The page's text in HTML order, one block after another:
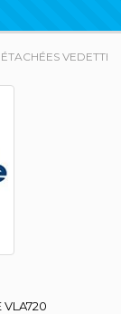
VEDETTE
VLA720